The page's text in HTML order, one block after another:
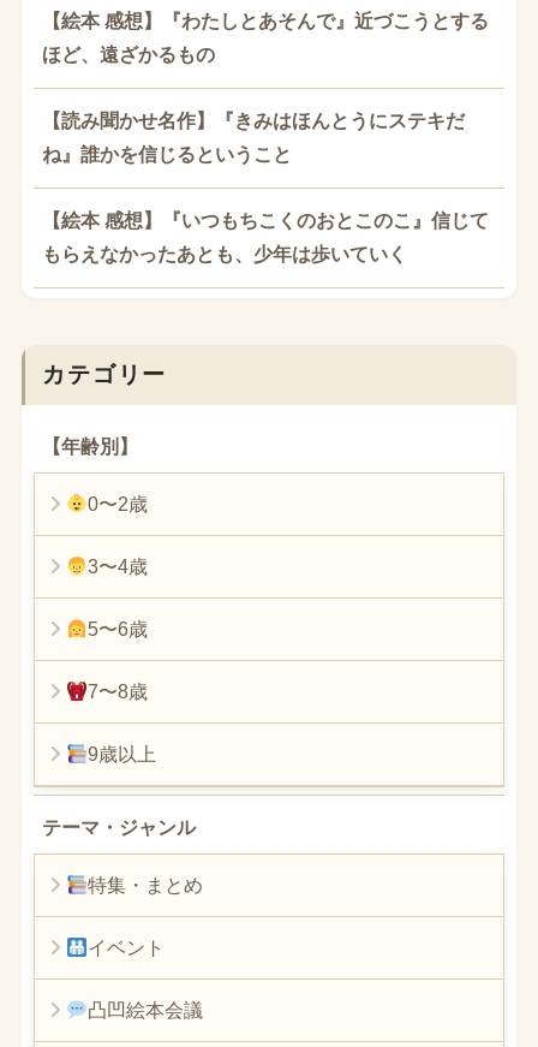
【絵本 感想】『わたしとあそんで』近づこうとする
ほど、遠ざかるもの
【読み聞かせ名作】『きみはほんとうにステキだ
ね』誰かを信じるということ
【絵本 感想】『いつもちこくのおとこのこ』信じて
もらえなかったあとも、少年は歩いていく
カテゴリー
【年齢別】
0〜2歳
3〜4歳
5〜6歳
7〜8歳
9歳以上
テーマ・ジャンル
特集・まとめ
イベント
凸凹絵本会議